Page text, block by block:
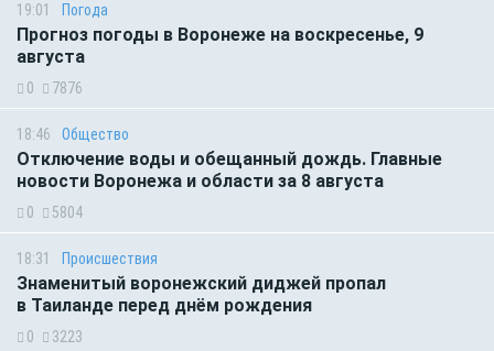
19:01 Погода
Прогноз погоды в Воронеже на воскресенье, 9
августа
0 7876
18:46 Общество
Отключение воды и обещанный дождь. Главные
новости Воронежа и области за 8 августа
0 5804
18:31 Происшествия
Знаменитый воронежский диджей пропал
в Таиланде перед днём рождения
0 3223